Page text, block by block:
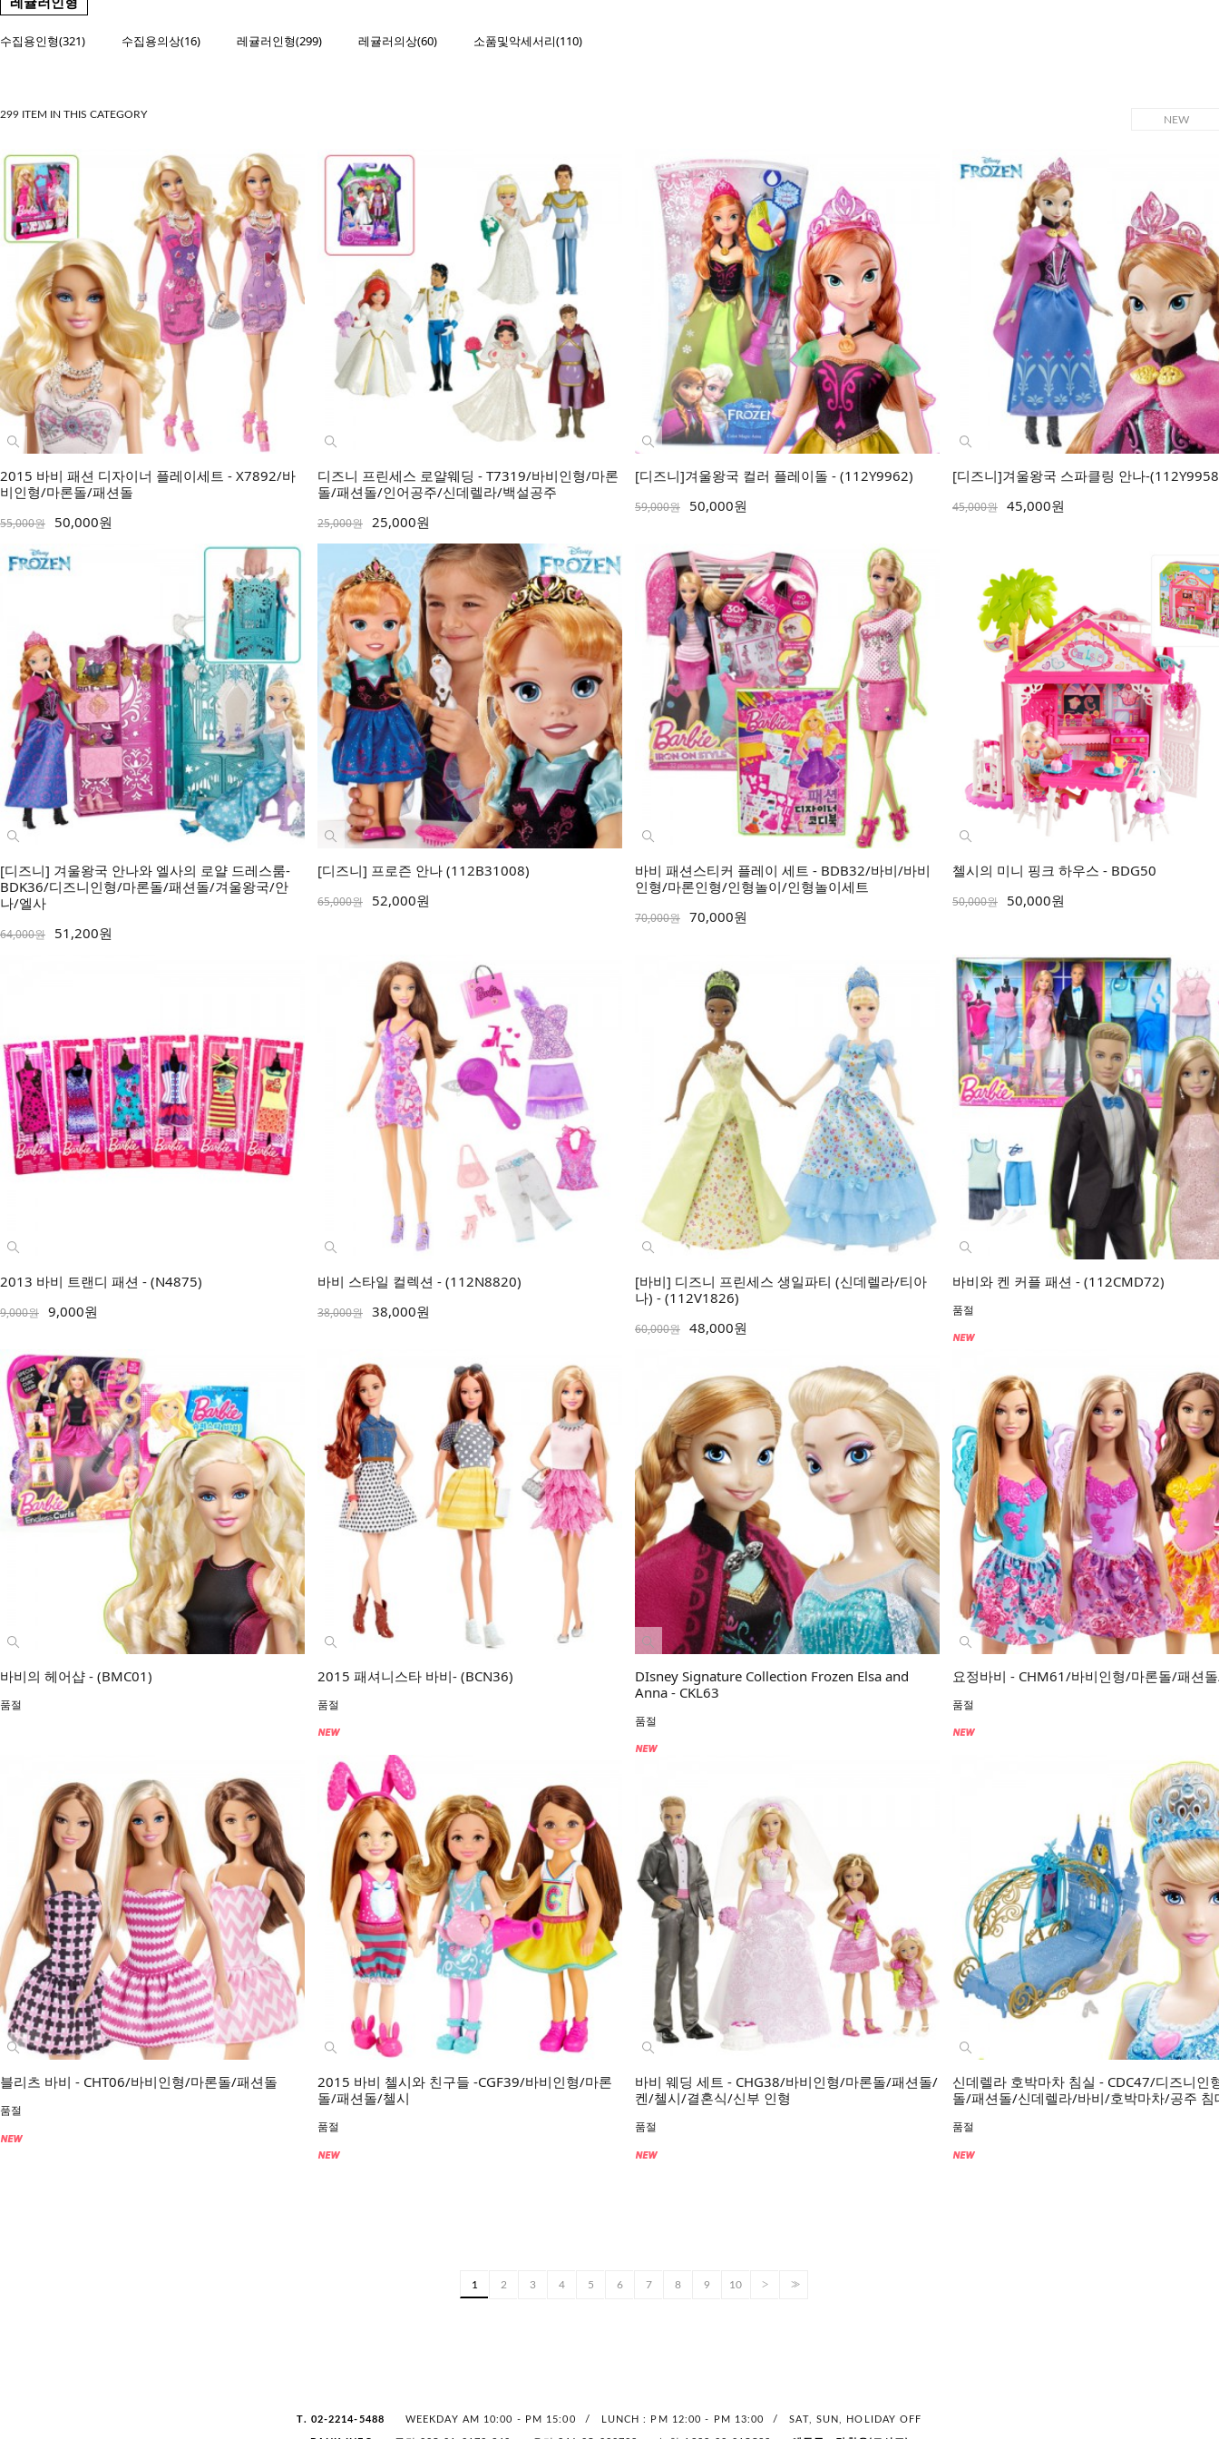
레귤러인형
수집용인형(321) 수집용의상(16) 레귤러인형(299) 레귤러의상(60) 소품및악세서리(110)
299 ITEM IN THIS CATEGORY
2015 바비 패션 디자이너 플레이세트 - X7892/바
비인형/마론돌/패션돌
55,000원 50,000원
디즈니 프린세스 로얄웨딩 - T7319/바비인형/마론
돌/패션돌/인어공주/신데렐라/백설공주
25,000원 25,000원
[디즈니]겨울왕국 컬러 플레이돌 - (112Y9962)
59,000원 50,000원
[디즈니]겨울왕국 스파클링 안나-
45,000원 45,000원
[디즈니] 겨울왕국 안나와 엘사의 로얄 드레스룸-
BDK36/디즈니인형/마론돌/패션돌/겨울왕국/안
나/엘사
64,000원 51,200원
[디즈니] 프로즌 안나 (112B31008)
65,000원 52,000원
바비 패션스티커 플레이 세트 - BDB32/바비/바비
인형/마론인형/인형놀이/인형놀이세트
70,000원 70,000원
첼시의 미니 핑크 하우스 - BDG50
50,000원 50,000원
2013 바비 트랜디 패션 - (N4875)
9,000원 9,000원
바비 스타일 컬렉션 - (112N8820)
38,000원 38,000원
[바비] 디즈니 프린세스 생일파티 (신데렐라/티아
나) - (112V1826)
60,000원 48,000원
바비와 켄 커플 패션 - (112CMD72)
품절
바비의 헤어샵 - (BMC01)
품절
2015 패셔니스타 바비- (BCN36)
품절
DIsney Signature Collection Frozen Elsa and
Anna - CKL63
품절
요정바비 - CHM61/바비인형/마론돌/패션
품절
블리츠 바비 - CHT06/바비인형/마론돌/패션돌
품절
2015 바비 첼시와 친구들 -CGF39/바비인형/마론
돌/패션돌/첼시
품절
바비 웨딩 세트 - CHG38/바비인형/마론돌/패션돌/
켄/첼시/결혼식/신부 인형
품절
신데렐라 호박마차 침실 - CDC47/디즈니인
돌/패션돌/신데렐라/바비/호박마차/공주 침
품절
1 2 3 4 5 6 7 8 9 10 > >>
T. 02-2214-5488 WEEKDAY AM 10:00 - PM 15:00 / LUNCH : PM 12:00 - PM 13:00 / SAT, SUN, HOLIDAY OFF